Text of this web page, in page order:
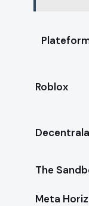
Roblox
The
Meta